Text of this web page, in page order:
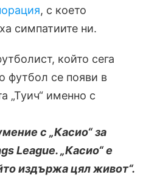
, с което
симпатиите ни.
който сега
футбол се появи в
„Туич“ именно с
с „Касио“ за
League. „Касио“ е
издържа цял живот“.